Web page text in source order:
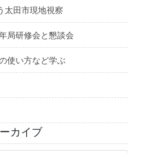
太田市現地視察
局研修会と懇談会
使い方など学ぶ
カイブ